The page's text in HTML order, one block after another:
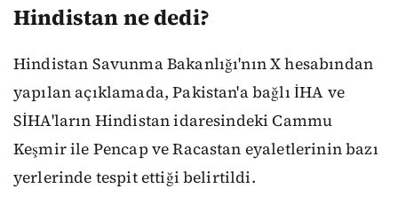
Hindistan ne dedi?
Hindistan Savunma Bakanlığı'nın X hesabından
yapılan açıklamada, Pakistan'a bağlı İHA ve
SİHA'ların Hindistan idaresindeki Cammu
Keşmir ile Pencap ve Racastan eyaletlerinin bazı
yerlerinde tespit ettiği belirtildi.